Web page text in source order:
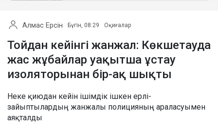
Алмас Ерсін Бүгін, 08:29 Оқиғалар
Тойдан кейінгі жанжал: Көкшетауда
жас жұбайлар уақытша ұстау
изоляторынан бір-ақ шықты
Неке қиюдан кейін ішімдік ішкен ерлі-
зайыптылардың жанжалы полицияның араласуымен
аяқталды